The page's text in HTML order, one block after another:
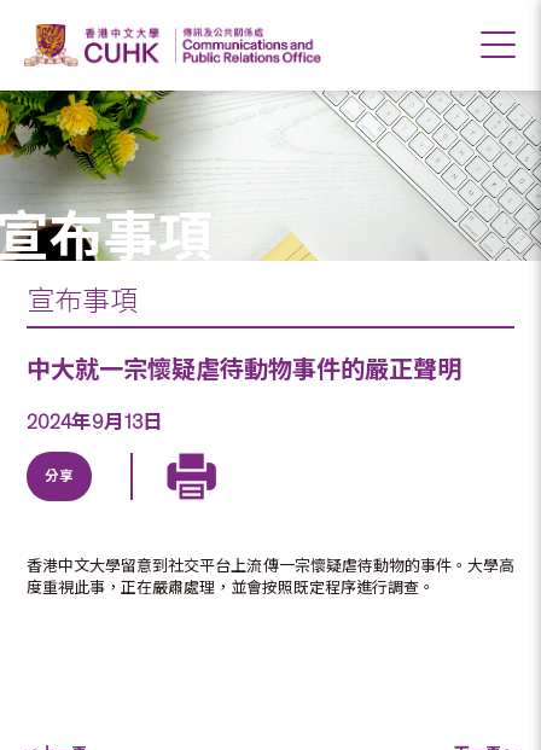
布事項
宣布事項
中大就一宗懷疑虐待動物事件的嚴正聲明
2024年9月13日
分享
香港中文大學留意到社交平台上流傳一宗懷疑虐待動物的事件。大學高
度重視此事，正在嚴肅處理，並會按照既定程序進行調查。